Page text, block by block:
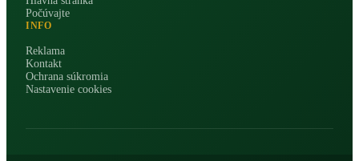
Počúvajte
INFO
Reklama
Kontakt
Ochrana súkromia
Nastavenie cookies